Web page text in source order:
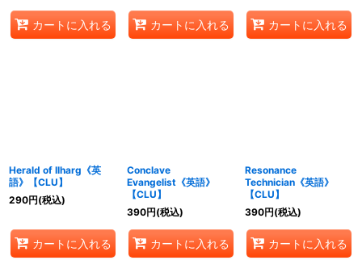
カートに入れる カートに入れる カートに入れる
Herald of Ilharg《英
語》【CLU】
290円(税込)
カートに入れる
Conclave
Evangelist《英語》
【CLU】
390円(税込)
カートに入れる
Resonance
Technician《英語》
【CLU】
390円(税込)
カートに入れる